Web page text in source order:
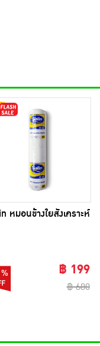
หมอนข้างใยสังเคราะห์
฿ 199
฿ 680